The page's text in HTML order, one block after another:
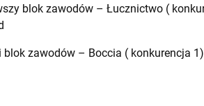
blok zawodów – Łucznictwo (
zawodów – Boccia ( konkurencja 1)